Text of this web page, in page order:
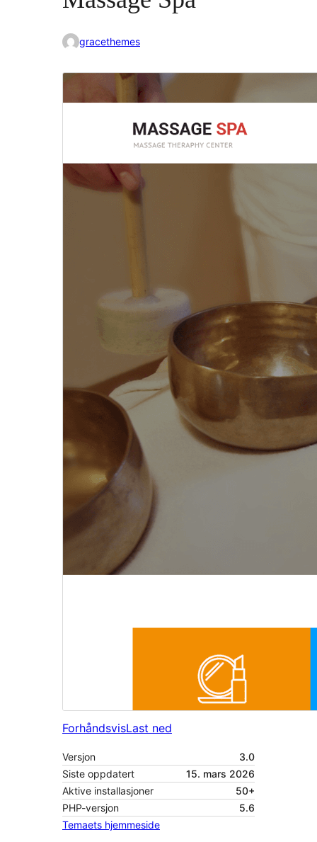
gracethemes
ForhåndsvisLast ned
Versjon
3.0
Siste oppdatert
15. mars 2026
Aktive installasjoner
50+
PHP-versjon
5.6
Temaets hjemmeside